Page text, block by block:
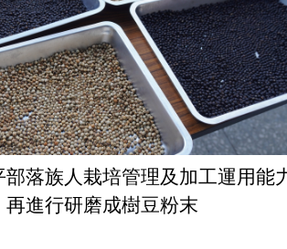
落族人栽培管理及加工運用能
再進行研磨成樹豆粉末